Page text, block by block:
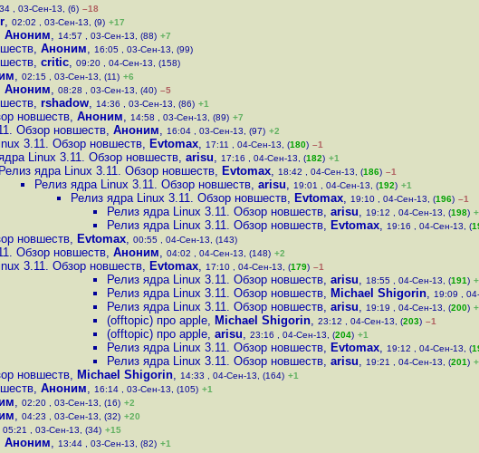
, 03-Сен-13, (6) –18
, 02:02 , 03-Сен-13, (9) +17
Аноним, 14:57 , 03-Сен-13, (88) +7
, Аноним, 16:05 , 03-Сен-13, (99)
, critic, 09:20 , 04-Сен-13, (158)
, 02:15 , 03-Сен-13, (11) +6
Аноним, 08:28 , 03-Сен-13, (40) –5
, rshadow, 14:36 , 03-Сен-13, (86) +1
новшеств, Аноним, 14:58 , 03-Сен-13, (89) +7
Обзор новшеств, Аноним, 16:04 , 03-Сен-13, (97) +2
3.11. Обзор новшеств, Evtomax, 17:11 , 04-Сен-13, (180) –1
Linux 3.11. Обзор новшеств, arisu, 17:16 , 04-Сен-13, (182) +1
Релиз ядра Linux 3.11. Обзор новшеств, Evtomax, 18:42 , 04-Сен-13, (186) –1
Релиз ядра Linux 3.11. Обзор новшеств, arisu, 19:01 , 04-Сен-13, (192) +1
Релиз ядра Linux 3.11. Обзор новшеств, Evtomax, 19:10 , 04-Сен-13, (196) –1
Релиз ядра Linux 3.11. Обзор новшеств, arisu, 19:12 , 04-Сен-13, (198)
Релиз ядра Linux 3.11. Обзор новшеств, Evtomax, 19:16 , 04-Сен-13, (
новшеств, Evtomax, 00:55 , 04-Сен-13, (143)
Обзор новшеств, Аноним, 04:02 , 04-Сен-13, (148) +2
3.11. Обзор новшеств, Evtomax, 17:10 , 04-Сен-13, (179) –1
Релиз ядра Linux 3.11. Обзор новшеств, arisu, 18:55 , 04-Сен-13, (191)
Релиз ядра Linux 3.11. Обзор новшеств, Michael Shigorin, 19:09 ,
Релиз ядра Linux 3.11. Обзор новшеств, arisu, 19:19 , 04-Сен-13, (200)
(offtopic) про apple, Michael Shigorin, 23:12 , 04-Сен-13, (203) –1
(offtopic) про apple, arisu, 23:16 , 04-Сен-13, (204) +1
Релиз ядра Linux 3.11. Обзор новшеств, Evtomax, 19:12 , 04-Сен-13, (
Релиз ядра Linux 3.11. Обзор новшеств, arisu, 19:21 , 04-Сен-13, (201)
новшеств, Michael Shigorin, 14:33 , 04-Сен-13, (164) +1
, Аноним, 16:14 , 03-Сен-13, (105) +1
, 02:20 , 03-Сен-13, (16) +2
, 04:23 , 03-Сен-13, (32) +20
05:21 , 03-Сен-13, (34) +15
Аноним, 13:44 , 03-Сен-13, (82) +1